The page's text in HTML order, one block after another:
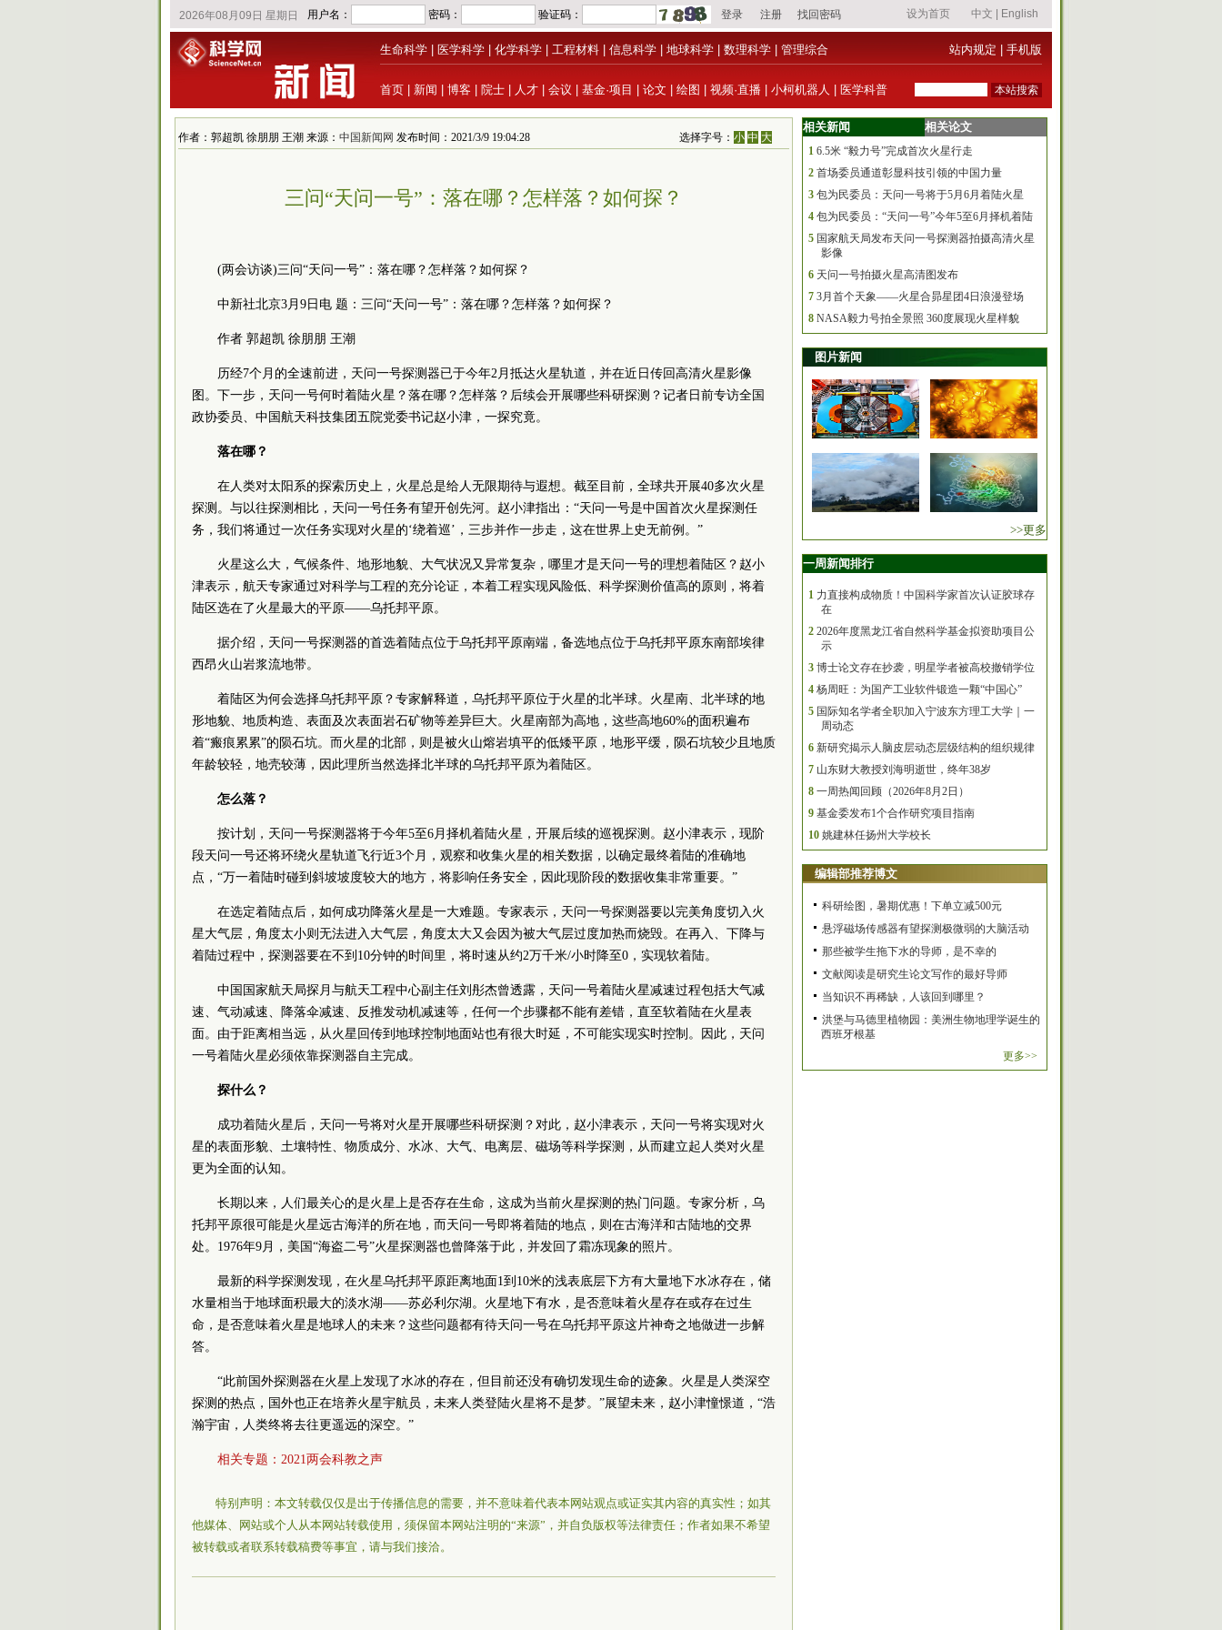
生命科学 医学科学 化学科学 工程材料 信息科学 地球科学 数理科学 管理综合 站内规定 手机版
首页 新闻 博客 院士 人才 会议 基金·项目 论文 绘图 视频·直播 小柯机器人 医学科普
作者：郭超凯 徐朋朋 王潮 来源： 中国新闻网 发布时间：2021/3/9 19:04:28 选择字号：小 中 大
三问“天问一号”：落在哪？怎样落？如何探？
(两会访谈)三问“天问一号”：落在哪？怎样落？如何探？
中新社北京3月9日电 题：三问“天问一号”：落在哪？怎样落？如何探？
作者 郭超凯 徐朋朋 王潮
历经7个月的全速前进，天问一号探测器已于今年2月抵达火星轨道，并在近日传回高清火星影像
图。下一步，天问一号何时着陆火星？落在哪？怎样落？后续会开展哪些科研探测？记者日前专访全国
政协委员、中国航天科技集团五院党委书记赵小津，一探究竟。
落在哪？
在人类对太阳系的探索历史上，火星总是给人无限期待与遐想。截至目前，全球共开展40多次火星
探测。与以往探测相比，天问一号任务有望开创先河。赵小津指出：“天问一号是中国首次火星探测任
务，我们将通过一次任务实现对火星的‘绕着巡’，三步并作一步走，这在世界上史无前例。”
火星这么大，气候条件、地形地貌、大气状况又异常复杂，哪里才是天问一号的理想着陆区？赵小
津表示，航天专家通过对科学与工程的充分论证，本着工程实现风险低、科学探测价值高的原则，将着
陆区选在了火星最大的平原——乌托邦平原。
据介绍，天问一号探测器的首选着陆点位于乌托邦平原南端，备选地点位于乌托邦平原东南部埃律
西昂火山岩浆流地带。
着陆区为何会选择乌托邦平原？专家解释道，乌托邦平原位于火星的北半球。火星南、北半球的地
形地貌、地质构造、表面及次表面岩石矿物等差异巨大。火星南部为高地，这些高地60%的面积遍布
着“瘢痕累累”的陨石坑。而火星的北部，则是被火山熔岩填平的低矮平原，地形平缓，陨石坑较少且地质
年龄较轻，地壳较薄，因此理所当然选择北半球的乌托邦平原为着陆区。
怎么落？
按计划，天问一号探测器将于今年5至6月择机着陆火星，开展后续的巡视探测。赵小津表示，现阶
段天问一号还将环绕火星轨道飞行近3个月，观察和收集火星的相关数据，以确定最终着陆的准确地
点，“万一着陆时碰到斜坡坡度较大的地方，将影响任务安全，因此现阶段的数据收集非常重要。”
在选定着陆点后，如何成功降落火星是一大难题。专家表示，天问一号探测器要以完美角度切入火
星大气层，角度太小则无法进入大气层，角度太大又会因为被大气层过度加热而烧毁。在再入、下降与
着陆过程中，探测器要在不到10分钟的时间里，将时速从约2万千米/小时降至0，实现软着陆。
中国国家航天局探月与航天工程中心副主任刘彤杰曾透露，天问一号着陆火星减速过程包括大气减
速、气动减速、降落伞减速、反推发动机减速等，任何一个步骤都不能有差错，直至软着陆在火星表
面。由于距离相当远，从火星回传到地球控制地面站也有很大时延，不可能实现实时控制。因此，天问
一号着陆火星必须依靠探测器自主完成。
探什么？
成功着陆火星后，天问一号将对火星开展哪些科研探测？对此，赵小津表示，天问一号将实现对火
星的表面形貌、土壤特性、物质成分、水冰、大气、电离层、磁场等科学探测，从而建立起人类对火星
更为全面的认知。
长期以来，人们最关心的是火星上是否存在生命，这成为当前火星探测的热门问题。专家分析，乌
托邦平原很可能是火星远古海洋的所在地，而天问一号即将着陆的地点，则在古海洋和古陆地的交界
处。1976年9月，美国“海盗二号”火星探测器也曾降落于此，并发回了霜冻现象的照片。
最新的科学探测发现，在火星乌托邦平原距离地面1到10米的浅表底层下方有大量地下水冰存在，储
水量相当于地球面积最大的淡水湖——苏必利尔湖。火星地下有水，是否意味着火星存在或存在过生
命，是否意味着火星是地球人的未来？这些问题都有待天问一号在乌托邦平原这片神奇之地做进一步解
答。
“此前国外探测器在火星上发现了水冰的存在，但目前还没有确切发现生命的迹象。火星是人类深空
探测的热点，国外也正在培养火星宇航员，未来人类登陆火星将不是梦。”展望未来，赵小津憧憬道，“浩
瀚宇宙，人类终将去往更遥远的深空。”
相关专题： 2021两会科教之声
特别声明：本文转载仅仅是出于传播信息的需要，并不意味着代表本网站观点或证实其内容的真实性；如其
他媒体、网站或个人从本网站转载使用，须保留本网站注明的“来源”，并自负版权等法律责任；作者如果不希望
被转载或者联系转载稿费等事宜，请与我们接洽。
相关新闻 相关论文
1 6.5米 “毅力号”完成首次火星行走
2 首场委员通道彰显科技引领的中国力量
3 包为民委员：天问一号将于5月6月着陆火星
4 包为民委员：“天问一号”今年5至6月择机着陆
5 国家航天局发布天问一号探测器拍摄高清火星
影像
6 天问一号拍摄火星高清图发布
7 3月首个天象——火星合昴星团4日浪漫登场
8 NASA毅力号拍全景照 360度展现火星样貌
图片新闻
>>更多
一周新闻排行
1 力直接构成物质！中国科学家首次认证胶球存
在
2 2026年度黑龙江省自然科学基金拟资助项目公
示
3 博士论文存在抄袭，明星学者被高校撤销学位
4 杨周旺：为国产工业软件锻造一颗“中国心”
5 国际知名学者全职加入宁波东方理工大学｜一
周动态
6 新研究揭示人脑皮层动态层级结构的组织规律
7 山东财大教授刘海明逝世，终年38岁
8 一周热闻回顾（2026年8月2日）
9 基金委发布1个合作研究项目指南
10 姚建林任扬州大学校长
编辑部推荐博文
科研绘图，暑期优惠！下单立减500元
悬浮磁场传感器有望探测极微弱的大脑活动
那些被学生拖下水的导师，是不幸的
文献阅读是研究生论文写作的最好导师
当知识不再稀缺，人该回到哪里？
洪堡与马德里植物园：美洲生物地理学诞生的
西班牙根基
更多>>